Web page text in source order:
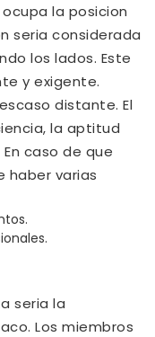
la posicion
seri­a considerada
los lados. Este
y exigente.
distante. El
la aptitud
caso de que
haber varias
seri­a la
Los miembros